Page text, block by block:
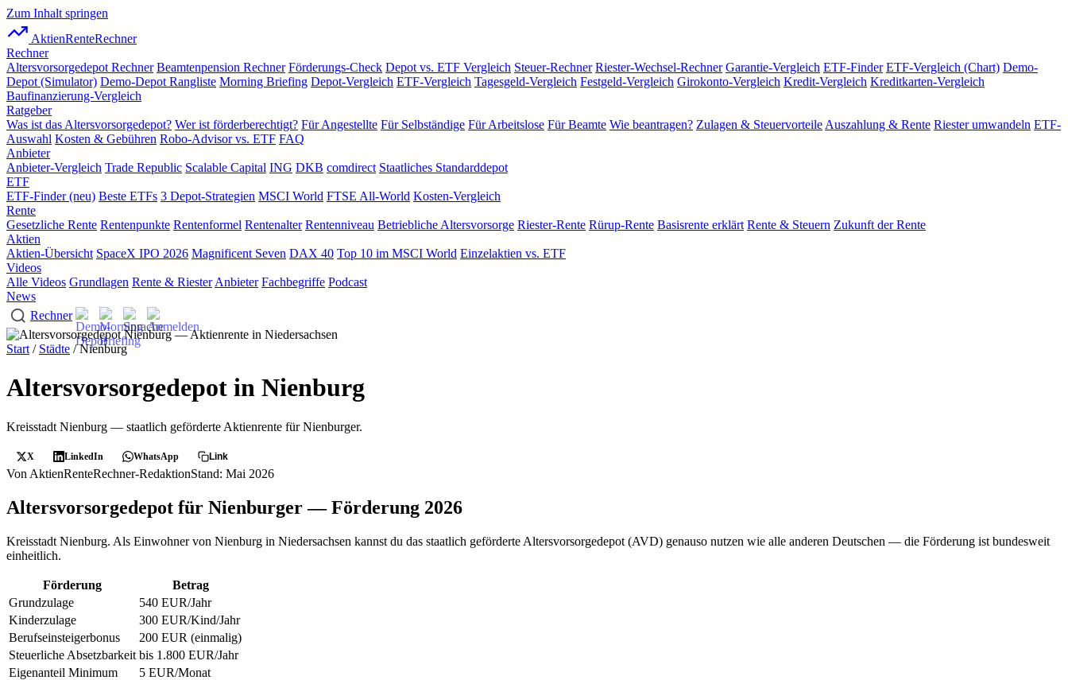
Zum Inhalt springen
AktienRenteRechner
Rechner
Altersvorsorgedepot Rechner Beamtenpension Rechner Förderungs-Check Depot vs. ETF Vergleich Steuer-Rechner Riester-Wechsel-Rechner Garantie-Vergleich ETF-Finder ETF-Vergleich (Chart) Demo-
Depot (Simulator) Demo-Depot Rangliste Morning Briefing Depot-Vergleich ETF-Vergleich Tagesgeld-Vergleich Festgeld-Vergleich Girokonto-Vergleich Kredit-Vergleich Kreditkarten-Vergleich
Baufinanzierung-Vergleich
Ratgeber
Was ist das Altersvorsorgedepot? Wer ist förderberechtigt? Für Angestellte Für Selbständige Für Arbeitslose Für Beamte Wie beantragen? Zulagen & Steuervorteile Auszahlung & Rente Riester umwandeln ETF-
Auswahl Kosten & Gebühren Robo-Advisor vs. ETF FAQ
Anbieter
Anbieter-Vergleich Trade Republic Scalable Capital ING DKB comdirect Staatliches Standarddepot
ETF
ETF-Finder (neu) Beste ETFs 3 Depot-Strategien MSCI World FTSE All-World Kosten-Vergleich
Rente
Gesetzliche Rente Rentenpunkte Rentenformel Rentenalter Rentenniveau Betriebliche Altersvorsorge Riester-Rente Rürup-Rente Basisrente erklärt Rente & Steuern Zukunft der Rente
Aktien
Aktien-Übersicht SpaceX IPO 2026 Magnificent Seven DAX 40 Top 10 im MSCI World Einzelaktien vs. ETF
Videos
Alle Videos Grundlagen Rente & Riester Anbieter Fachbegriffe Podcast
News
Rechner
Start / Städte / Nienburg
Altersvorsorgedepot in Nienburg
Kreisstadt Nienburg — staatlich geförderte Aktienrente für Nienburger.
X LinkedIn WhatsApp Link
Von AktienRenteRechner-RedaktionStand: Mai 2026
Altersvorsorgedepot für Nienburger — Förderung 2026
Kreisstadt Nienburg. Als Einwohner von Nienburg in Niedersachsen kannst du das staatlich geförderte Altersvorsorgedepot (AVD) genauso nutzen wie alle anderen Deutschen — die Förderung ist bundesweit
einheitlich.
Förderung
Betrag
Grundzulage
540 EUR/Jahr
Kinderzulage
300 EUR/Kind/Jahr
Berufseinsteigerbonus
200 EUR (einmalig)
Steuerliche Absetzbarkeit bis 1.800 EUR/Jahr
Eigenanteil Minimum
5 EUR/Monat